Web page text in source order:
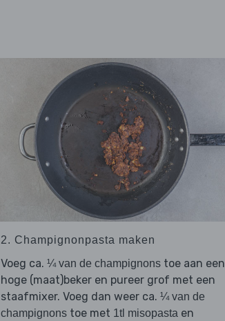
2. Champignonpasta maken
Voeg ca. ¼ van de champignonstoe aan een
hoge (maat)beker en pureer grof met een
staafmixer. Voeg dan weer ca. ¼ van de
champignonstoe met 1tl misopastaen